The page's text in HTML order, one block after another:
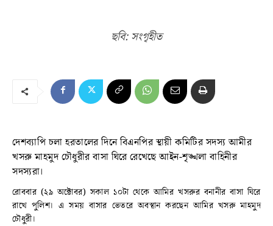
ছবি: সংগৃহীত
দেশব্যাপি চলা হরতালের দিনে বিএনপির স্থায়ী কমিটির সদস্য আমীর
খসরু মাহমুদ চৌধুরীর বাসা ঘিরে রেখেছে আইন-শৃঙ্খলা বাহিনীর
সদস্যরা।
রোববার (২৯ অক্টোবর) সকাল ১০টা থেকে আমির খসরুর বনানীর বাসা ঘিরে
রাখে পুলিশ। এ সময় বাসার ভেতরে অবস্থান করছেন আমির খসরু মাহমুদ
চৌধুরী।